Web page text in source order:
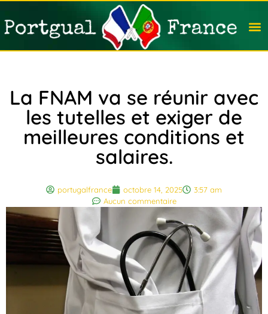
La FNAM va se réunir avec
les tutelles et exiger de
meilleures conditions et
salaires.
portugalfrance octobre 14, 2025
3:57 am
Aucun commentaire